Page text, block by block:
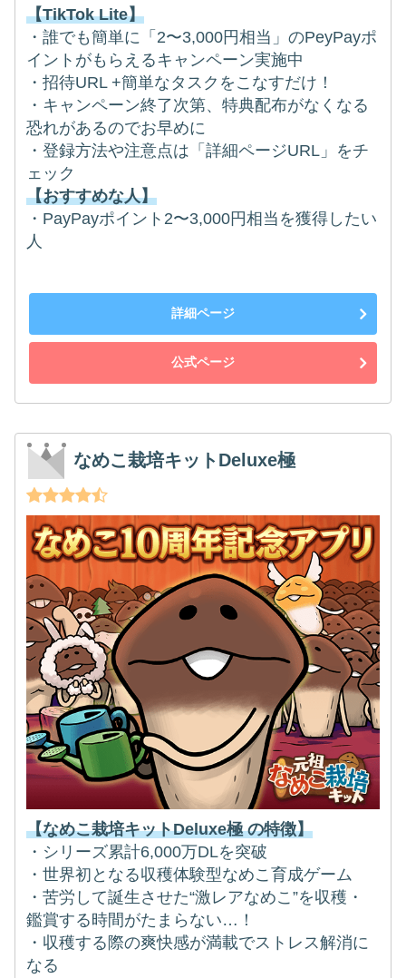
【TikTok Lite】
・誰でも簡単に「2〜3,000円相当」のPeyPayポ
イントがもらえるキャンペーン実施中
・招待URL +簡単なタスクをこなすだけ！
・キャンペーン終了次第、特典配布がなくなる
恐れがあるのでお早めに
・登録方法や注意点は「詳細ページURL」をチ
ェック
【おすすめな人】
・PayPayポイント2〜3,000円相当を獲得したい
人
詳細ページ
公式ページ
なめこ栽培キットDeluxe極
【なめこ栽培キットDeluxe極 の特徴】
・シリーズ累計6,000万DLを突破
・世界初となる収穫体験型なめこ育成ゲーム
・苦労して誕生させた“激レアなめこ”を収穫・
鑑賞する時間がたまらない…！
・収穫する際の爽快感が満載でストレス解消に
なる